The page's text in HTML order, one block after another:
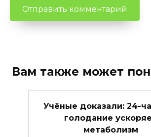
Вам также может
Учёные доказали: 24-
голодание
метаболизм